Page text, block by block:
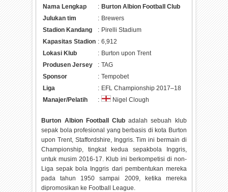
Nama Lengkap : Burton Albion Football Club
Julukan tim
: Brewers
Stadion Kandang
: Pirelli Stadium
Kapasitas Stadion : 6,912
Lokasi Klub
: Burton upon Trent
Produsen Jersey
: TAG
Sponsor
: Tempobet
Liga
: EFL Championship 2017–18
Manajer/Pelatih
: Nigel Clough
Burton Albion Football Clubadalah sebuah klub
sepak bola profesional yang berbasis di kota Burton
upon Trent, Staffordshire, Inggris. Tim ini bermain di
Championship, tingkat kedua sepakbola Inggris,
untuk musim 2016-17. Klub ini berkompetisi di non-
Liga sepak bola Inggris dari pembentukan mereka
pada tahun 1950 sampai 2009, ketika mereka
dipromosikan ke Football League.